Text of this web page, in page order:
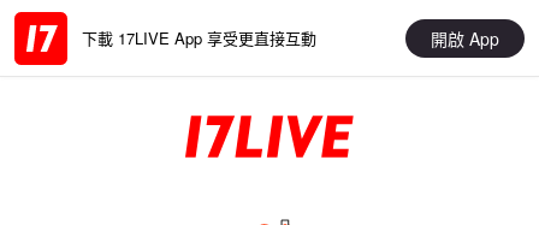
下載 17LIVE App 享受更直接互動 開啟 App